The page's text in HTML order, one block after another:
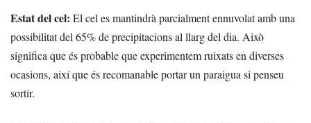
Estat del cel: El cel es mantindrà parcialment ennuvolat amb una
possibilitat del 65% de precipitacions al llarg del dia. Això
significa que és probable que experimentem ruixats en diverses
ocasions, així que és recomanable portar un paraigua si penseu
sortir.